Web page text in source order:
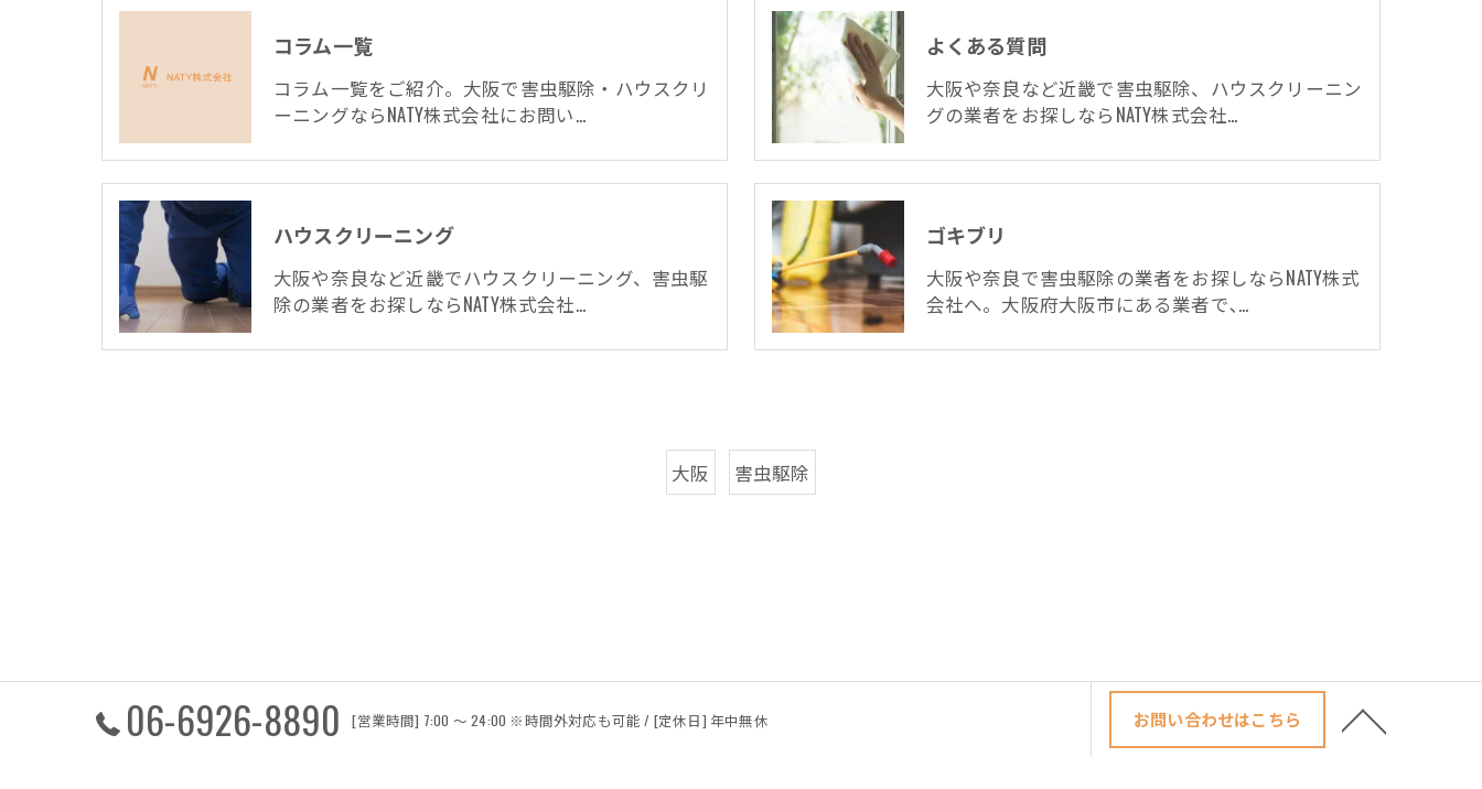
コラム一覧
コラム一覧をご紹介。大阪で害虫駆除・ハウスクリ
ーニングならNATY株式会社にお問い…
よくある質問
大阪や奈良など近畿で害虫駆除、ハウスクリーニン
グの業者をお探しならNATY株式会社…
ハウスクリーニング
大阪や奈良など近畿でハウスクリーニング、害虫駆
除の業者をお探しならNATY株式会社…
ゴキブリ
大阪や奈良で害虫駆除の業者をお探しならNATY株式
会社へ。大阪府大阪市にある業者で､…
大阪 害虫駆除
06-6926-8890 [営業時間] 7:00 〜 24:00 ※時間外対応も可能 / [定休日] 年中無休 お問い合わせはこちら